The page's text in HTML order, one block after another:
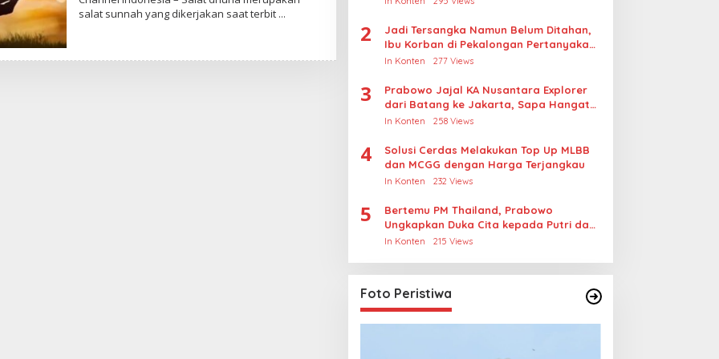
P
E
I
salat sunnah yang dikerjakan saat terbit
2
Jadi Tersangka Namun Belum Ditahan,
Ibu Korban di Pekalongan Pertanyakan
Keseriusan Polisi Tangani Kasus
In Konten 277 Views
3
Prabowo Jajal KA Nusantara Explorer
dari Batang ke Jakarta, Sapa Hangat
Warga
In Konten 258 Views
4
Solusi Cerdas Melakukan Top Up MLBB
dan MCGG dengan Harga Terjangkau
In Konten 232 Views
5
Bertemu PM Thailand, Prabowo
Ungkapkan Duka Cita kepada Putri dan
Selamat Ulang Tahun ke Raja Thailand
In Konten 215 Views
Foto Peristiwa